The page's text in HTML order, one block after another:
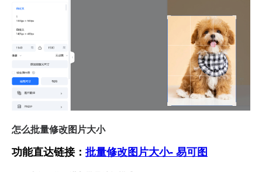
怎么批量修改图片大小
功能直达链接： 批量修改图片大小- 易可图